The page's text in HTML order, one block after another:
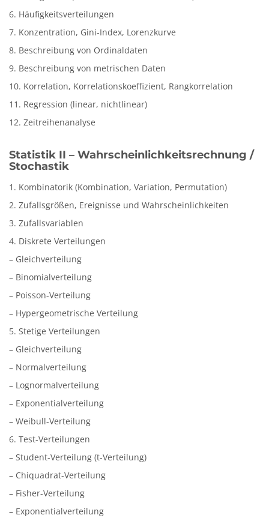
6. Häufigkeitsverteilungen
7. Konzentration, Gini-Index, Lorenzkurve
8. Beschreibung von Ordinaldaten
9. Beschreibung von metrischen Daten
10. Korrelation, Korrelationskoeffizient, Rangkorrelation
11. Regression (linear, nichtlinear)
12. Zeitreihenanalyse
Statistik II – Wahrscheinlichkeitsrechnung /
Stochastik
1. Kombinatorik (Kombination, Variation, Permutation)
2. Zufallsgrößen, Ereignisse und Wahrscheinlichkeiten
3. Zufallsvariablen
4. Diskrete Verteilungen
– Gleichverteilung
– Binomialverteilung
– Poisson-Verteilung
– Hypergeometrische Verteilung
5. Stetige Verteilungen
– Gleichverteilung
– Normalverteilung
– Lognormalverteilung
– Exponentialverteilung
– Weibull-Verteilung
6. Test-Verteilungen
– Student-Verteilung (t-Verteilung)
– Chiquadrat-Verteilung
– Fisher-Verteilung
– Exponentialverteilung